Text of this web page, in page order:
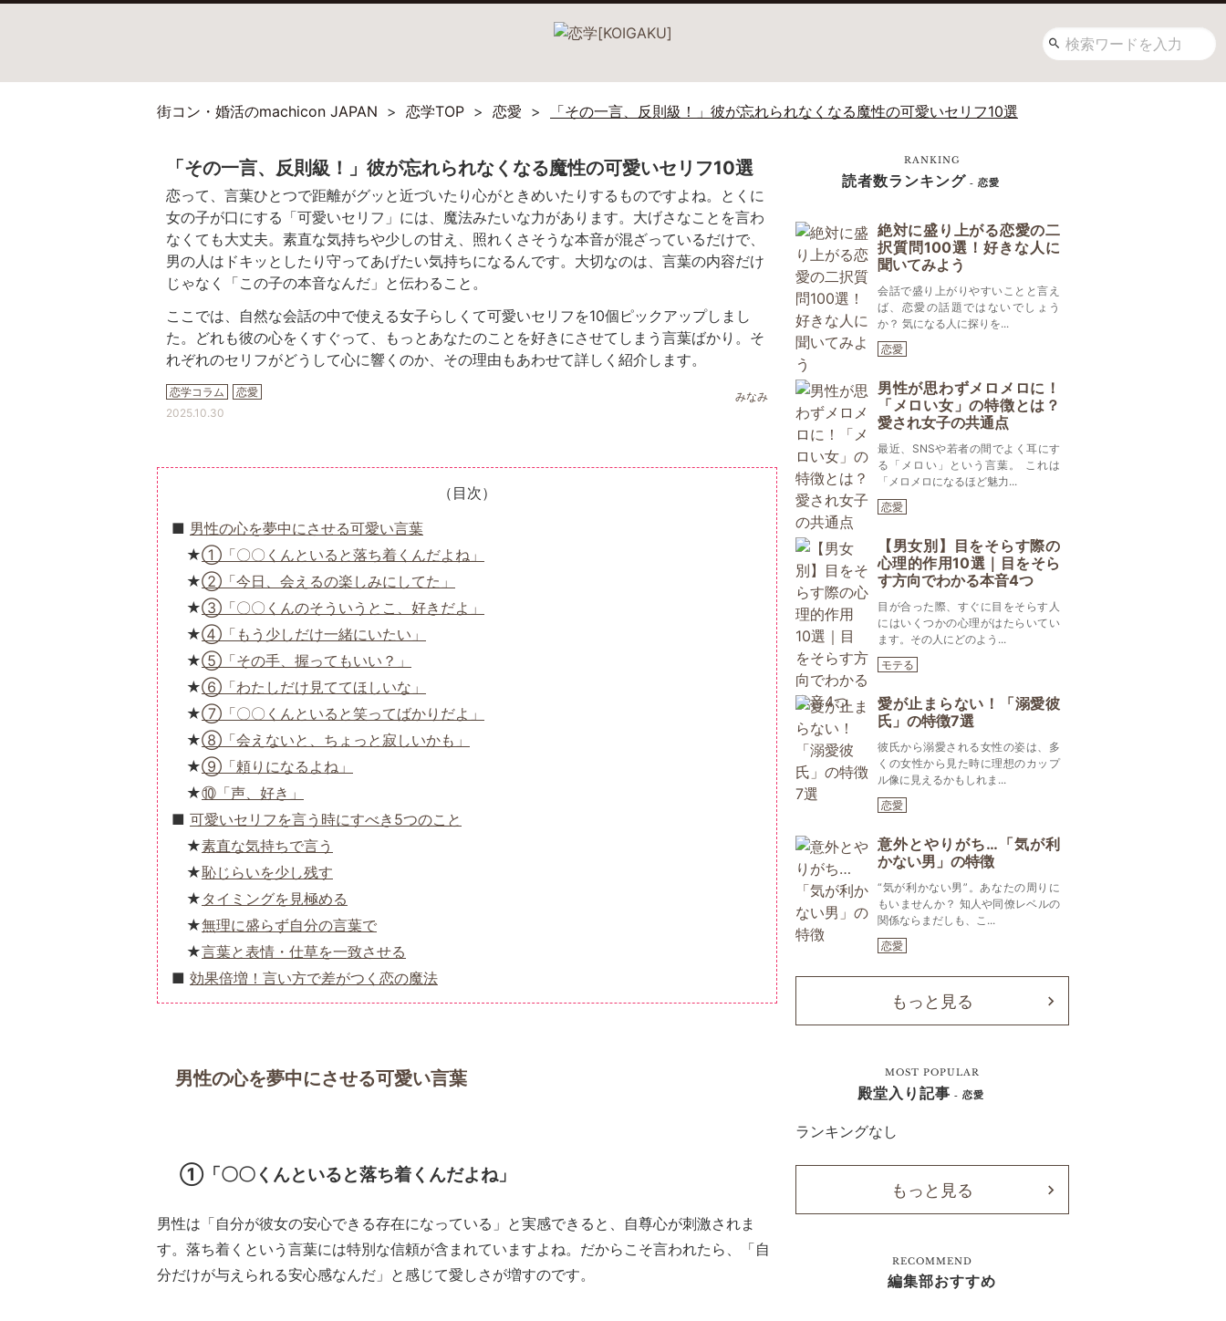
街コン・婚活のmachicon JAPAN 恋学TOP 恋愛 「その一言、反則級！」彼が忘れられなくなる魔性の可愛いセリフ10選
「その一言、反則級！」彼が忘れられなくなる魔性の可愛いセリフ10選
恋って、言葉ひとつで距離がグッと近づいたり心がときめいたりするものですよね。とくに
女の子が口にする「可愛いセリフ」には、魔法みたいな力があります。大げさなことを言わ
なくても大丈夫。素直な気持ちや少しの甘え、照れくさそうな本音が混ざっているだけで、
男の人はドキッとしたり守ってあげたい気持ちになるんです。大切なのは、言葉の内容だけ
じゃなく「この子の本音なんだ」と伝わること。
ここでは、自然な会話の中で使える女子らしくて可愛いセリフを10個ピックアップしまし
た。どれも彼の心をくすぐって、もっとあなたのことを好きにさせてしまう言葉ばかり。そ
れぞれのセリフがどうして心に響くのか、その理由もあわせて詳しく紹介します。
恋学コラム 恋愛
みなみ
2025.10.30
（目次）
男性の心を夢中にさせる可愛い言葉
①「〇〇くんといると落ち着くんだよね」
②「今日、会えるの楽しみにしてた」
③「〇〇くんのそういうとこ、好きだよ」
④「もう少しだけ一緒にいたい」
⑤「その手、握ってもいい？」
⑥「わたしだけ見ててほしいな」
⑦「〇〇くんといると笑ってばかりだよ」
⑧「会えないと、ちょっと寂しいかも」
⑨「頼りになるよね」
⑩「声、好き」
可愛いセリフを言う時にすべき5つのこと
素直な気持ちで言う
恥じらいを少し残す
タイミングを見極める
無理に盛らず自分の言葉で
言葉と表情・仕草を一致させる
効果倍増！言い方で差がつく恋の魔法
男性の心を夢中にさせる可愛い言葉
①「〇〇くんといると落ち着くんだよね」
男性は「自分が彼女の安心できる存在になっている」と実感できると、自尊心が刺激されま
す。落ち着くという言葉には特別な信頼が含まれていますよね。だからこそ言われたら、「自
分だけが与えられる安心感なんだ」と感じて愛しさが増すのです。
RANKING
読者数ランキング - 恋愛
絶対に盛り上がる恋愛の二
択質問100選！好きな人に
聞いてみよう
会話で盛り上がりやすいことと言え
ば、恋愛の話題ではないでしょう
か？ 気になる人に探りを...
恋愛
男性が思わずメロメロに！
「メロい女」の特徴とは？
愛され女子の共通点
最近、SNSや若者の間でよく耳にす
る「メロい」という言葉。 これは
「メロメロになるほど魅力...
恋愛
【男女別】目をそらす際の
心理的作用10選｜目をそら
す方向でわかる本音4つ
目が合った際、すぐに目をそらす人
にはいくつかの心理がはたらいてい
ます。その人にどのよう...
モテる
愛が止まらない！「溺愛彼
氏」の特徴7選
彼氏から溺愛される女性の姿は、多
くの女性から見た時に理想のカップ
ル像に見えるかもしれま...
恋愛
意外とやりがち…「気が利
かない男」の特徴
“気が利かない男”。あなたの周りに
もいませんか？ 知人や同僚レベルの
関係ならまだしも、こ...
恋愛
もっと見る
MOST POPULAR
殿堂入り記事 - 恋愛
ランキングなし
もっと見る
RECOMMEND
編集部おすすめ